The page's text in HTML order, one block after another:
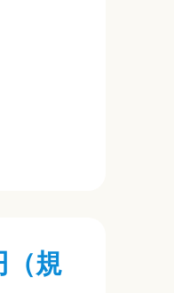
（規